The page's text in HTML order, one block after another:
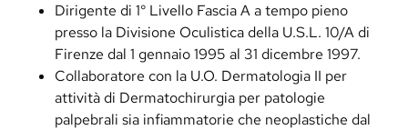
Dirigente di 1° Livello Fascia A a tempo pieno
presso la Divisione Oculistica della U.S.L. 10/A di
Firenze dal 1 gennaio 1995 al 31 dicembre 1997.
Collaboratore con la U.O. Dermatologia II per
attività di Dermatochirurgia per patologie
palpebrali sia infiammatorie che neoplastiche dal